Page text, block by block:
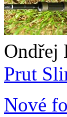
Ondřej
Prut
Nové